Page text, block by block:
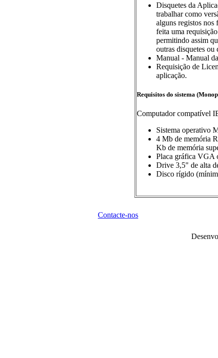
Disquetes da
trabalhar como
alguns registos nos
feita uma
permitindo assim
outras disquetes
Manual - Manual
Requisição de
aplicação.
Requisitos do sistema
Computador compatível
Sistema operativo
4 Mb de memória
Kb de memória
Placa gráfica VGA
Drive 3,5" de alta
Disco rígido
Contacte-nos